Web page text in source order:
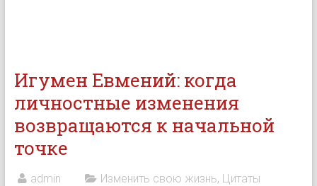
Игумен Евмений: когда
личностные изменения
возвращаются к начальной
точке
admin Изменить свою жизнь, Цитаты